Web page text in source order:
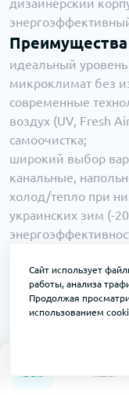
Каталог Главная
дизайнерский
идеальный
микроклимат без
современные
воздух (UV, Fresh
самоочистка;
широкий выбор
канальные,
холод/тепло при
украинских зим (-
Возможные
цена выше
нуждаются в
для канальных или
Сайт использует
работы, анализа
Продолжая
использованием